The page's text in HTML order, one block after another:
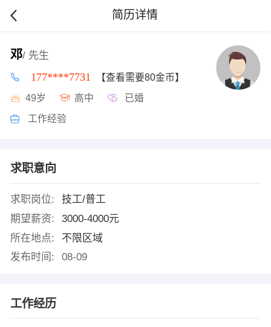
简历详情
邓/ 先生
177****7731 【查看需要80金币】
49岁 高中 已婚
工作经验
求职意向
求职岗位:
技工/普工
期望薪资:
3000-4000元
所在地点:
不限区域
发布时间:
08-09
工作经历